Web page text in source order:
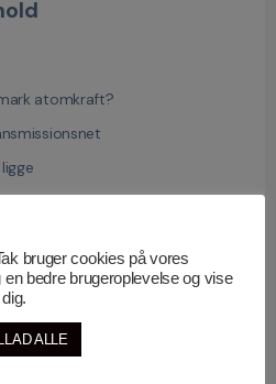
atomkraft?
i Danmark
klare sig med sol & vind?
bygge atomkraft i
bruger cookies på vores
bedre brugeroplevelse og vise
ALLE